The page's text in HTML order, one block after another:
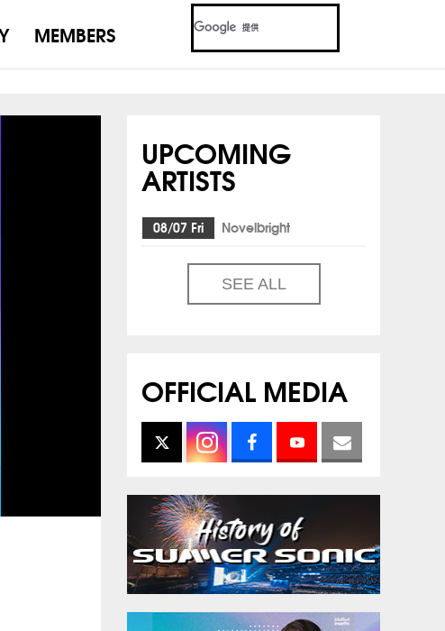
MEMBERS
UPCOMING
ARTISTS
08/07 Fri Novelbright
SEE ALL
OFFICIAL MEDIA